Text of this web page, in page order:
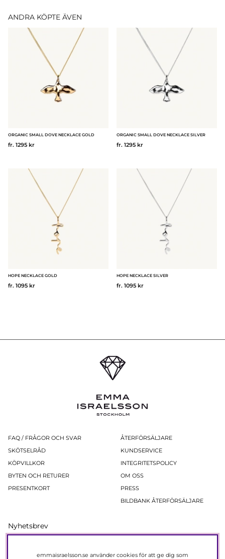
ANDRA KÖPTE ÄVEN
ORGANIC SMALL DOVE NECKLACE GOLD
fr. 1295 kr
ORGANIC SMALL DOVE NECKLACE SILVER
fr. 1295 kr
HOPE NECKLACE GOLD
fr. 1095 kr
HOPE NECKLACE SILVER
fr. 1095 kr
FAQ / FRÅGOR OCH SVAR
SKÖTSELRÅD
KÖPVILLKOR
BYTEN OCH RETURER
PRESENTKORT
ÅTERFÖRSÄLJARE
KUNDSERVICE
INTEGRITETSPOLICY
OM OSS
PRESS
BILDBANK ÅTERFÖRSÄLJARE
Nyhetsbrev
emmaisraelsson.se använder cookies för att ge dig som